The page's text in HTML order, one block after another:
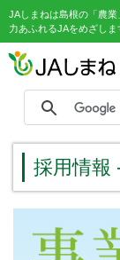
JAしまねは島根の「農
力あふれるJAをめざしま
採用情報